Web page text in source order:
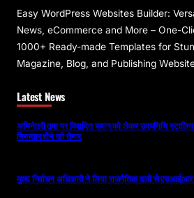
Easy WordPress Websites Builder:
News, eCommerce and More – One-
1000+ Ready-made Templates for
Magazine, Blog, and Publishing
Latest News
अभिनेत्री तृषा पर विवादित बयान को लेकर उदयनिधि
गिरफ्तार होने को तैयार
मुख्य निर्वाचन अधिकारी ने लिया राजनैतिक दलों से